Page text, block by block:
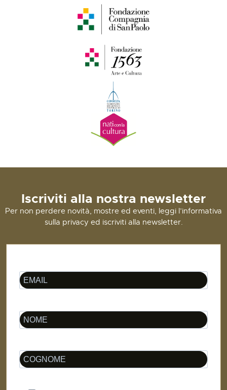
Iscriviti alla nostra newsletter
Per non perdere novità, mostre ed eventi, leggi l’informativa
sulla privacy ed iscriviti alla newsletter.